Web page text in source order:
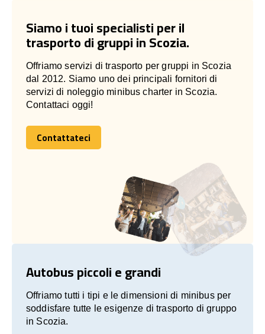
Siamo i tuoi specialisti per il
trasporto di gruppi in Scozia.
Offriamo servizi di trasporto per gruppi in Scozia
dal 2012. Siamo uno dei principali fornitori di
servizi di noleggio minibus charter in Scozia.
Contattaci oggi!
Contattateci
Contattateci
Autobus piccoli e grandi
Offriamo tutti i tipi e le dimensioni di minibus per
soddisfare tutte le esigenze di trasporto di gruppo
in Scozia.